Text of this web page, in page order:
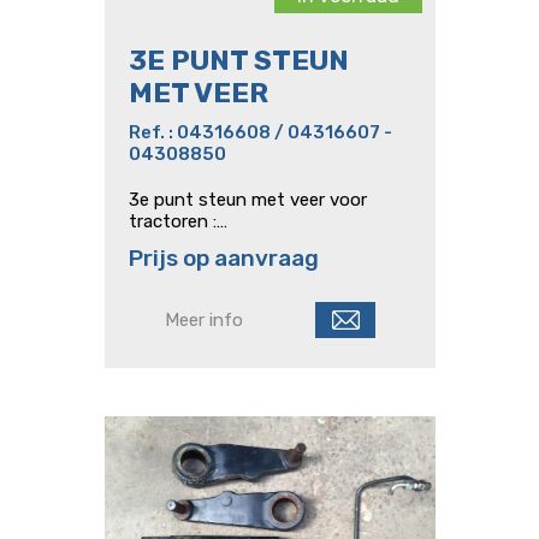
3E PUNT STEUN
MET VEER
Ref. : 04316608 / 04316607 -
04308850
3e punt steun met veer voor
tractoren :
Verkrijgbaar in enkel en dubbel.
Prijs op aanvraag
Meer info